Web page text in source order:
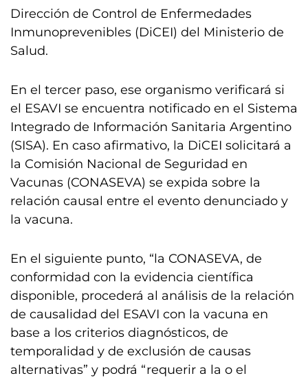
Dirección de Control de Enfermedades
Inmunoprevenibles (DiCEI) del Ministerio de
Salud.
En el tercer paso, ese organismo verificará si
el ESAVI se encuentra notificado en el Sistema
Integrado de Información Sanitaria Argentino
(SISA). En caso afirmativo, la DiCEI solicitará a
la Comisión Nacional de Seguridad en
Vacunas (CONASEVA) se expida sobre la
relación causal entre el evento denunciado y
la vacuna.
En el siguiente punto, “la CONASEVA, de
conformidad con la evidencia científica
disponible, procederá al análisis de la relación
de causalidad del ESAVI con la vacuna en
base a los criterios diagnósticos, de
temporalidad y de exclusión de causas
alternativas” y podrá “requerir a la o el